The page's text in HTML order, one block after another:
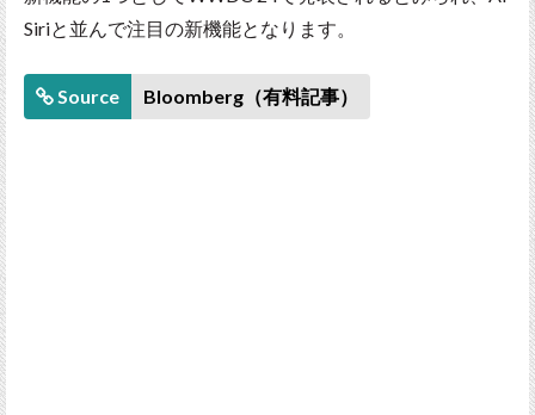
Siriと並んで注目の新機能となります。
Source Bloomberg（有料記事）